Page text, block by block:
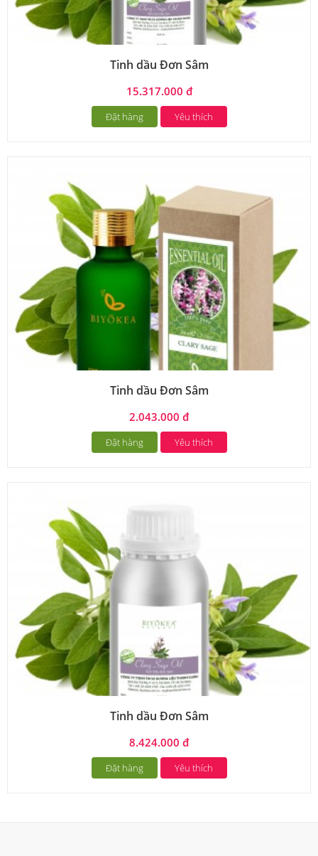
Tinh dầu Đơn Sâm
15.317.000 đ
Đặt hàng Yêu thích
Tinh dầu Đơn Sâm
2.043.000 đ
Đặt hàng Yêu thích
Tinh dầu Đơn Sâm
8.424.000 đ
Đặt hàng Yêu thích